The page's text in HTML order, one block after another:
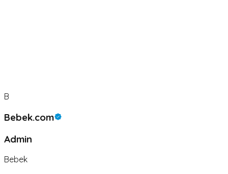
B
Bebek.com
Admin
Bebek